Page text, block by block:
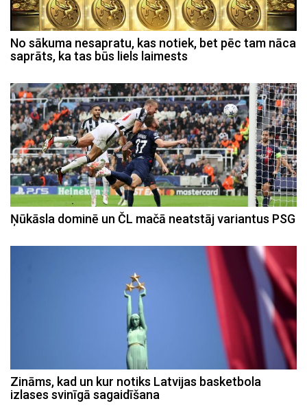
No sākuma nesapratu, kas notiek, bet pēc tam nāca
saprāts, ka tas būs liels laimests
Ņūkāsla dominē un ČL mačā neatstāj variantus PSG
Zināms, kad un kur notiks Latvijas basketbola
izlases svinīgā sagaidīšana